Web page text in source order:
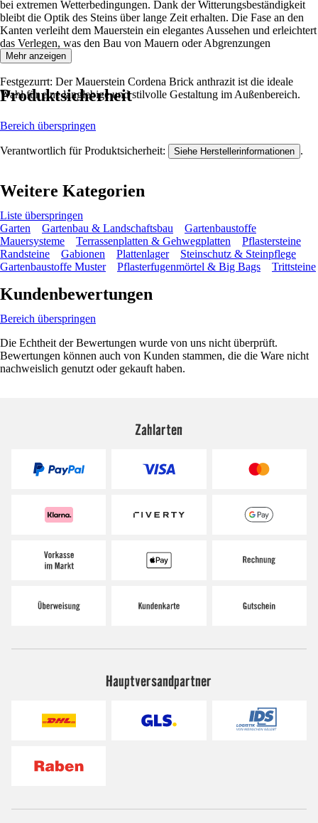
bei extremen Wetterbedingungen. Dank der Witterungsbeständigkeit
bleibt die Optik des Steins über lange Zeit erhalten. Die Fase an den
Kanten verleiht dem Mauerstein ein elegantes Aussehen und erleichtert
das Verlegen, was den Bau von Mauern oder Abgrenzungen
vereinfacht.
Festgezurrt: Der Mauerstein Cordena Brick anthrazit ist die ideale
Wahl für eine langlebige und stilvolle Gestaltung im Außenbereich.
Mehr anzeigen
Produktsicherheit
Bereich überspringen
Verantwortlich für Produktsicherheit: Siehe Herstellerinformationen .
Weitere Kategorien
Liste überspringen
Garten
Gartenbau & Landschaftsbau
Gartenbaustoffe
Mauersysteme
Terrassenplatten & Gehwegplatten
Pflastersteine
Randsteine
Gabionen Plattenlager
Steinschutz & Steinpflege
Gartenbaustoffe Muster
Pflasterfugenmörtel & Big Bags Trittsteine
Kundenbewertungen
Bereich überspringen
Die Echtheit der Bewertungen wurde von uns nicht überprüft.
Bewertungen können auch von Kunden stammen, die die Ware nicht
nachweislich genutzt oder gekauft haben.
Zahlarten
Hauptversandpartner